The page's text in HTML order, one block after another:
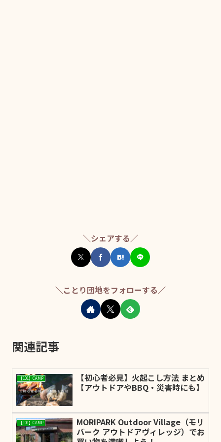
＼シェアする／
＼ことり団地をフォローする／
関連記事
【101】CAMP
【初心者必見】火起こし方法 まとめ
【アウトドアやBBQ・災害時にも】
【101】CAMP
MORIPARK Outdoor Village（モリ
パーク アウトドアヴィレッジ）でお